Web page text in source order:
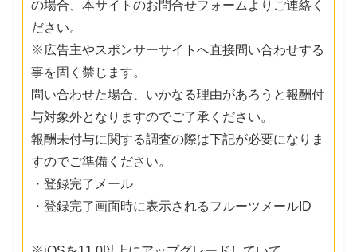
の場合、本サイトのお問合せフォームよりご連絡く
ださい。
※広告主やスポンサーサイトへ直接問い合わせする
事を固く禁じます。
問い合わせた場合、いかなる理由があろうと報酬付
与対象外となりますのでご了承ください。
報酬未付与に関する調査の際は下記が必要になりま
すのでご準備ください。
・登録完了メール
・登録完了画面時に表示されるフルーツメールID